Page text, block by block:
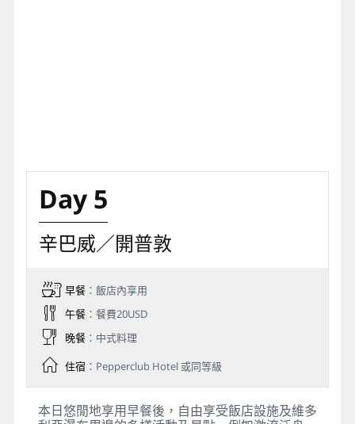
Day 5
辛巴威／開普敦
早餐：飯店內享用
午餐：餐費20USD
晚餐：中式料理
住宿：Pepperclub Hotel 或同等級
本日悠閒地享用早餐後，自由享受飯店設施及維多